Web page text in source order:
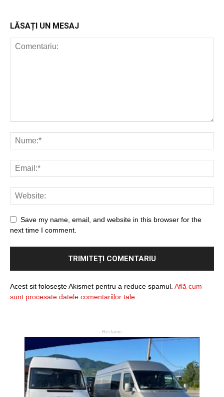
LĂSAȚI UN MESAJ
Save my name, email, and website in this browser for the
next time I comment.
Acest sit folosește Akismet pentru a reduce spamul. Află cum
sunt procesate datele comentariilor tale.
- Reclame -